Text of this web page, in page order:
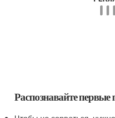
Распознавайте